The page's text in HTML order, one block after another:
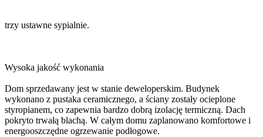
trzy ustawne sypialnie.
Wysoka jakość wykonania
Dom sprzedawany jest w stanie deweloperskim. Budynek
wykonano z pustaka ceramicznego, a ściany zostały ocieplone
styropianem, co zapewnia bardzo dobrą izolację termiczną. Dach
pokryto trwałą blachą. W całym domu zaplanowano komfortowe i
energooszczędne ogrzewanie podłogowe.